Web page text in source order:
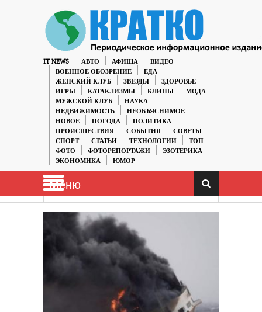
IT NEWS АВТО АФИША
ВИДЕО
ВОЕННОЕ ОБОЗРЕНИЕ
ЕДА
ЖЕНСКИЙ КЛУБ
ЗВЕЗДЫ
ЗДОРОВЬЕ
ИГРЫ
КАТАКЛИЗМЫ КЛИПЫ
МОДА
МУЖСКОЙ КЛУБ
НАУКА
НЕДВИЖИМОСТЬ
НЕОБЪЯСНИМОЕ
НОВОЕ
ПОГОДА
ПОЛИТИКА
ПРОИСШЕСТВИЯ
СОБЫТИЯ
СОВЕТЫ
СПОРТ
СТАТЬИ ТЕХНОЛОГИИ
ТОП
ФОТО
ФОТОРЕПОРТАЖИ
ЭЗОТЕРИКА
ЭКОНОМИКА
ЮМОР
Меню